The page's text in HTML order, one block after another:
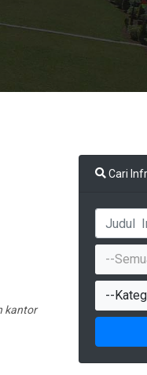
kantor
Cari
--
--